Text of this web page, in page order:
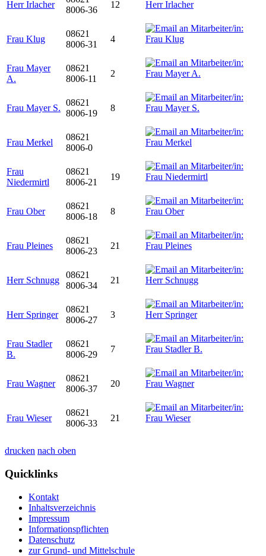
Herr Irlacher
8006-36
12
Frau Klug
08621
8006-31
4
Frau Mayer
A.
08621
8006-11
2
Frau Mayer S.
08621
8006-19
8
Frau Merkel
08621
8006-0
Frau
Niedermirtl
08621
8006-21
19
Frau Ober
08621
8006-18
8
Frau Pleines
08621
8006-23
21
Herr Schnugg
08621
8006-34
21
Herr Springer
08621
8006-27
3
Frau Stadler
B.
08621
8006-29
7
Frau Wagner
08621
8006-37
20
Frau Wieser
08621
8006-33
21
drucken nach oben
Quicklinks
Kontakt
Inhaltsverzeichnis
Impressum
Informationspflichten
Datenschutz
zur Grund- und Mittelschule